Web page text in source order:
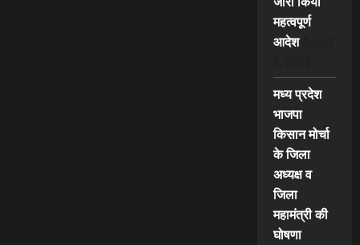
महत्वपूर्ण
आदेश
मध्य प्रदेश
भाजपा
किसान मोर्चा
के जिला
अध्यक्ष व
जिला
महामंत्री की
घोषणा